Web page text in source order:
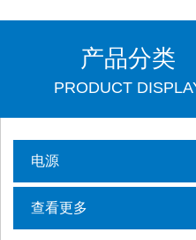
产品分类
PRODUCT
电源
查看更多